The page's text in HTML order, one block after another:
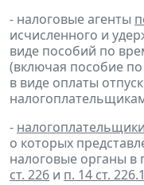
- налоговые агенты
исчисленного и
виде пособий по
(включая пособие
в виде оплаты
- налогоплательщики
о которых
налоговые органы в
ст. 226 и п. 14 ст. 226.1